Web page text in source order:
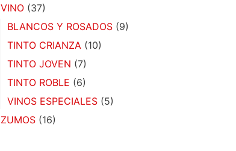
VINO (37)
BLANCOS Y ROSADOS (9)
TINTO CRIANZA (10)
TINTO JOVEN (7)
TINTO ROBLE (6)
VINOS ESPECIALES (5)
ZUMOS (16)